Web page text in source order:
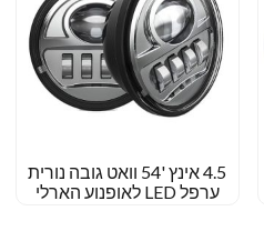
4.5 אינץ '54 וואט גובה נורית
ערפל LED לאופנוע הארלי